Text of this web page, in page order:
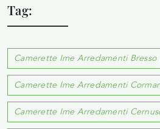
Tag:
Camerette Ime Arredamenti Bresso
Camerette Ime Arredamenti
Camerette Ime Arredamenti